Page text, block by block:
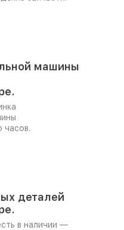
машины
часов.
деталей
в наличии —